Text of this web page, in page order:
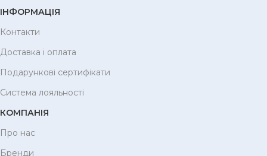
ІНФОРМАЦІЯ
Контакти
Доставка і оплата
Подарункові сертифікати
Система лояльності
КОМПАНІЯ
Про нас
Бренди